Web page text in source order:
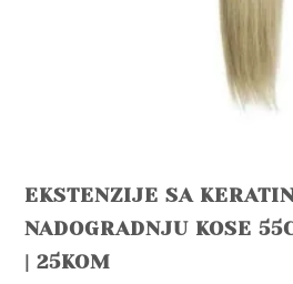
EKSTENZIJE SA
NADOGRADNJU KOSE
| 25KOM